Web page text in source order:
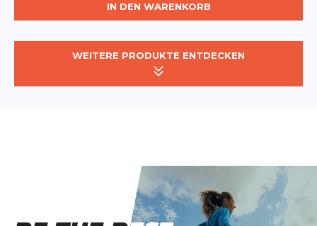
IN DEN WARENKORB
WEITERE PRODUKTE ENTDECKEN